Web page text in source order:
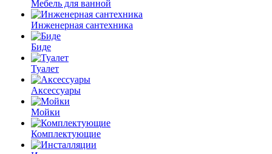
Мебель для ванной
Инженерная сантехника
Биде
Туалет
Аксессуары
Мойки
Комплектующие